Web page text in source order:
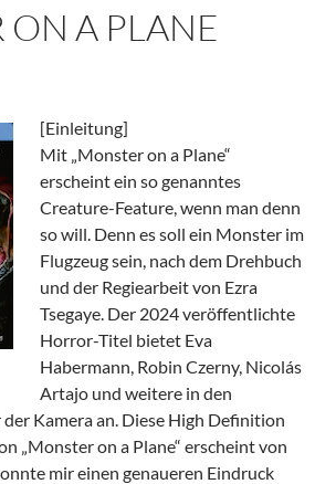
ON A PLANE
[Einleitung]
Mit „Monster on a Plane“
erscheint ein so genanntes
Creature-Feature, wenn man denn
so will. Denn es soll ein Monster im
Flugzeug sein, nach dem Drehbuch
und der Regiearbeit von Ezra
Tsegaye. Der 2024 veröffentlichte
Horror-Titel bietet Eva
Habermann, Robin Czerny, Nicolás
Artajo und weitere in den
Kamera an. Diese High Definition
„Monster on a Plane“ erscheint von
mir einen genaueren Eindruck